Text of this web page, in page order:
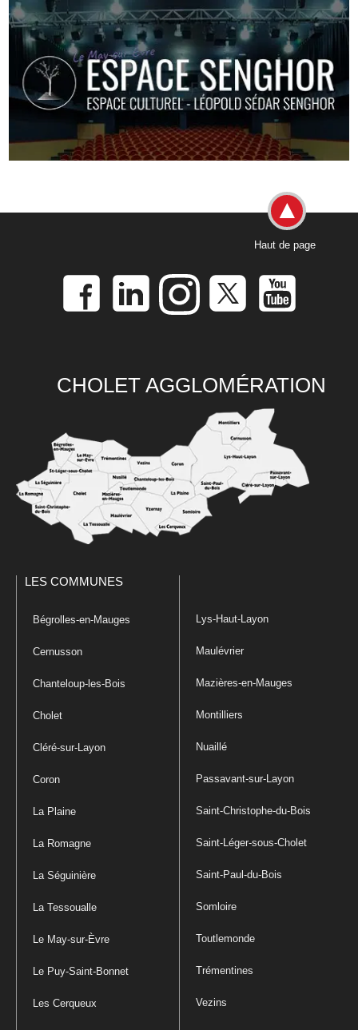
Haut de page
CHOLET AGGLOMÉRATION
LES COMMUNES
Bégrolles-en-Mauges
Cernusson
Chanteloup-les-Bois
Cholet
Cléré-sur-Layon
Coron
La Plaine
La Romagne
La Séguinière
La Tessoualle
Le May-sur-Èvre
Le Puy-Saint-Bonnet
Les Cerqueux
Lys-Haut-Layon
Maulévrier
Mazières-en-Mauges
Montilliers
Nuaillé
Passavant-sur-Layon
Saint-Christophe-du-Bois
Saint-Léger-sous-Cholet
Saint-Paul-du-Bois
Somloire
Toutlemonde
Trémentines
Vezins